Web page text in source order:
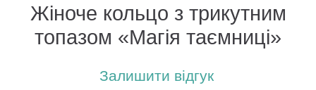
Жіноче кольцо з трикутним
топазом «Магія таємниці»
Залишити відгук